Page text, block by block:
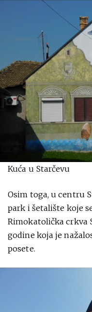
Kuća u Starčevu
Osim toga, u centru
park i šetalište koje
Rimokatolička crkva
godine koja je
posete.